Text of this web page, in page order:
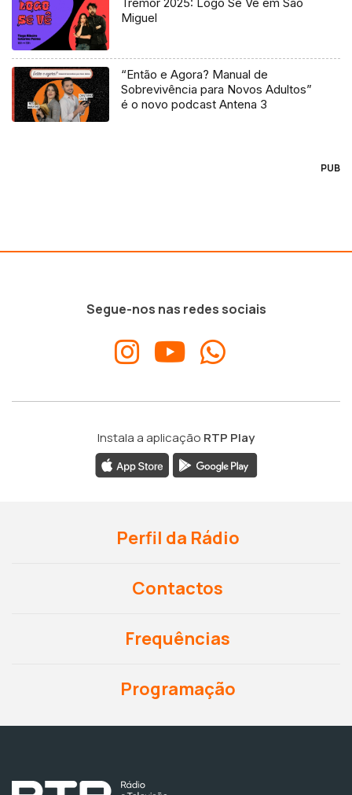
Miguel
“Então e Agora? Manual de
Sobrevivência para Novos Adultos”
é o novo podcast Antena 3
PUB
Segue-nos nas redes sociais
Instala a aplicação RTP Play
Perfil da Rádio
Contactos
Frequências
Programação